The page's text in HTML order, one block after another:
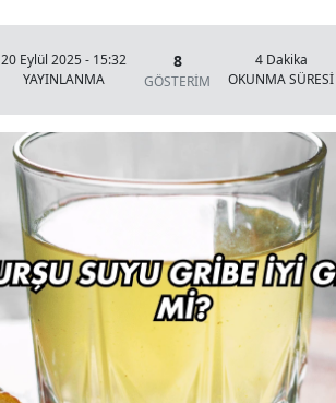
20 Eylül 2025 - 15:32
YAYINLANMA
8
GÖSTERİM
4 Dakika
OKUNMA SÜRESİ